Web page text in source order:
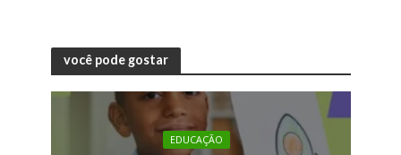
você pode gostar
EDUCAÇÃO